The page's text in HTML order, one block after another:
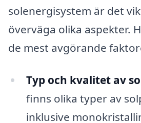
solenergisystem är det
överväga olika aspekter.
de mest avgörande
Typ och kvalitet av
finns olika typer av
inklusive